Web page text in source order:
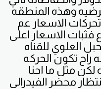
وهذه المنطقه
تحركات الاسعار عم
فثبات الاسعار اعلى
العلوي للقناه
راح تكون الحركه
مثل ما احنا
محضر الفيدرالي